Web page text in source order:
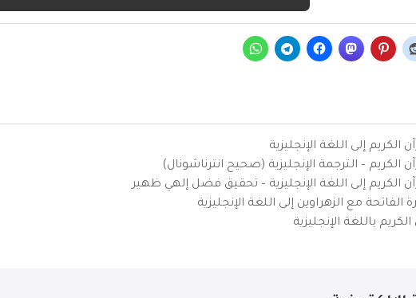
الكريم إلى اللغة الإنجليزية
الكريم – الترجمة الإنجليزية (صحيح انترناشونال)
الكريم إلى اللغة الإنجليزية – تحقيق فضل إلهي ظهير
مع الزهراوين إلى اللغة الإنجليزية
باللغة الإنجليزية